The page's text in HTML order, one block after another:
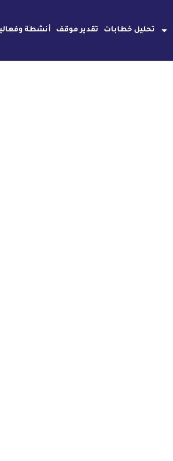
تحليل خطابات تقدير موقف أنشطة